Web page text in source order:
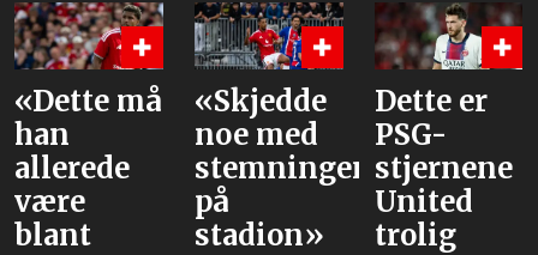
«Skjedde
noe med
stemningen
på
stadion»
Dette er
PSG-
stjernene
United
trolig
Våre
av laget
mot PSG